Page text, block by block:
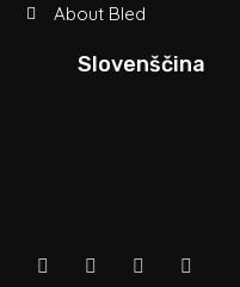
About Bled
Slovenščina